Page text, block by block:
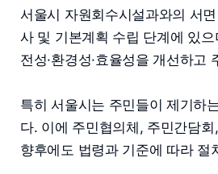
서울시 자원회수시설과와의 서
사 및 기본계획 수립 단계에 있
전성·환경성·효율성을 개선하
특히 서울시는 주민들이 제기하
다. 이에 주민협의체, 주민간담
향후에도 법령과 기준에 따라 절